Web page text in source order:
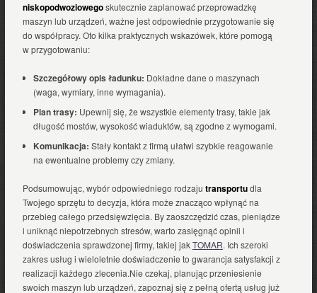
niskopodwoziowegoskutecznie zaplanować przeprowadzkę
maszyn lub urządzeń, ważne jest odpowiednie przygotowanie się
do współpracy. Oto kilka praktycznych wskazówek, które pomogą
w przygotowaniu:
Szczegółowy opis ładunku: Dokładne dane o maszynach
(waga, wymiary, inne wymagania).
Plan trasy: Upewnij się, że wszystkie elementy trasy, takie jak
długość mostów, wysokość wiaduktów, są zgodne z wymogami.
Komunikacja: Stały kontakt z firmą ułatwi szybkie reagowanie
na ewentualne problemy czy zmiany.
Podsumowując, wybór odpowiedniego rodzaju transportudla
Twojego sprzętu to decyzja, która może znacząco wpłynąć na
przebieg całego przedsięwzięcia. By zaoszczędzić czas, pieniądze
i uniknąć niepotrzebnych stresów, warto zasięgnąć opinii i
doświadczenia sprawdzonej firmy, takiej jakTOMAR. Ich szeroki
zakres usług i wieloletnie doświadczenie to gwarancja satysfakcji z
realizacji każdego zlecenia.Nie czekaj, planując przeniesienie
swoich maszyn lub urządzeń, zapoznaj się z pełną ofertą usług już